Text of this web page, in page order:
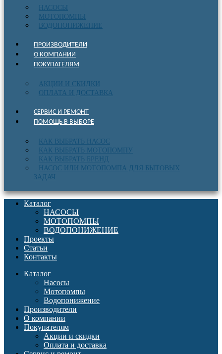
НАСОСЫ
МОТОПОМПЫ
ВОДОПОНИЖЕНИЕ
ПРОИЗВОДИТЕЛИ
О КОМПАНИИ
ПОКУПАТЕЛЯМ
АКЦИИ И СКИДКИ
ОПЛАТА И ДОСТАВКА
СЕРВИС И РЕМОНТ
ПОМОЩЬ В ВЫБОРЕ
КАК ВЫБРАТЬ НАСОС
КАК ВЫБРАТЬ МОТОПОМПУ
КАК ВЫБРАТЬ БРЕНД
НАСОС ИЛИ МОТОПОМПА ДЛЯ БЫТОВЫХ
ЗАДАЧ
Каталог
НАСОСЫ
МОТОПОМПЫ
ВОДОПОНИЖЕНИЕ
Проекты
Статьи
Контакты
Каталог
Насосы
Мотопомпы
Водопонижение
Производители
О компании
Покупателям
Акции и скидки
Оплата и доставка